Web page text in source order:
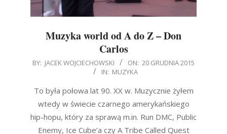
Muzyka world od A do Z – Don
Carlos
2015-
20
BY: JACEK WOJCIECHOWSKI ON: 20 GRUDNIA 2015
IN: MUZYKA
To była połowa lat 90. XX w. Muzycznie żyłem
wtedy w świecie czarnego amerykańskiego
hip-hopu, który za sprawą m.in. Run DMC, Public
Enemy, Ice Cube’a czy A Tribe Called Quest